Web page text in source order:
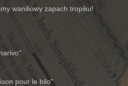
waniliowy zapach tropiku!
pour le bilo"